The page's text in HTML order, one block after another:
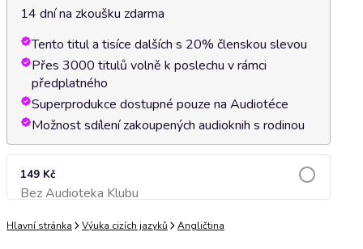
14 dní na zkoušku zdarma
Tento titul a tisíce dalších s 20% členskou slevou
Přes 3000 titulů volně k poslechu v rámci
předplatného
Superprodukce dostupné pouze na Audiotéce
Možnost sdílení zakoupených audioknih s rodinou
149 Kč
Bez Audioteka KlubuPřidat do košíku
Hlavní stránka Výuka cizích jazyků Angličtina